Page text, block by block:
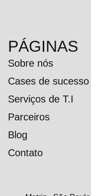
PÁGINAS
Sobre nós
Cases de sucesso
Serviços de T.I
Parceiros
Blog
Contato